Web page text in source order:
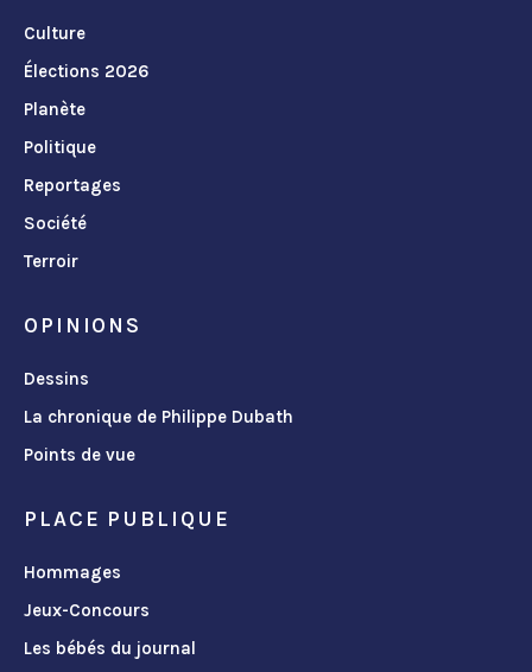
Culture
Élections 2026
Planète
Politique
Reportages
Société
Terroir
OPINIONS
Dessins
La chronique de Philippe Dubath
Points de vue
PLACE PUBLIQUE
Hommages
Jeux-Concours
Les bébés du journal